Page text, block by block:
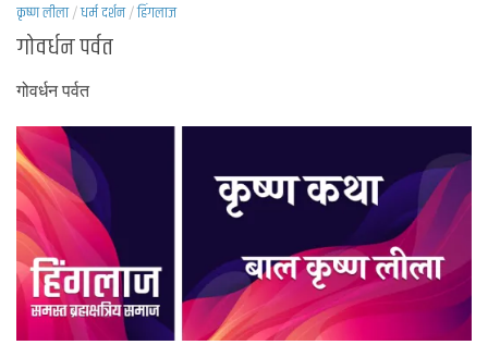
कृष्ण लीला/धर्म दर्शन/हिंगलाज
गोवर्धन पर्वत
गोवर्धन पर्वत